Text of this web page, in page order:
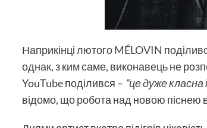
Наприкінці лютогоMÉLOVIN
однак, з ким саме, виконавець не
YouTube поділився – “це дуже класна
відомо, що робота над новою піснею